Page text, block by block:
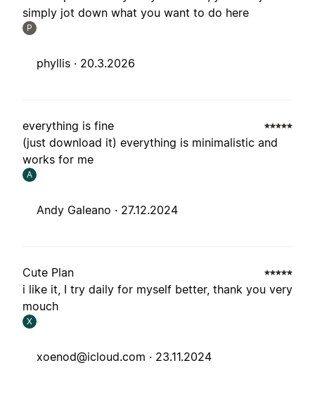
simply jot down what you want to do here
P
phyllis · 20.3.2026
everything is fine
(just download it) everything is minimalistic and
works for me
A
Andy Galeano · 27.12.2024
Cute Plan
i like it, I try daily for myself better, thank you very
mouch
X
xoenod@icloud.com · 23.11.2024